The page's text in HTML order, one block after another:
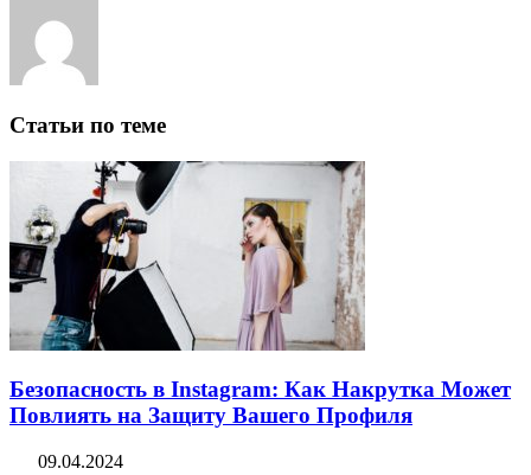
Статьи по теме
Безопасность в Instagram: Как Накрутка Может
Повлиять на Защиту Вашего Профиля
09.04.2024